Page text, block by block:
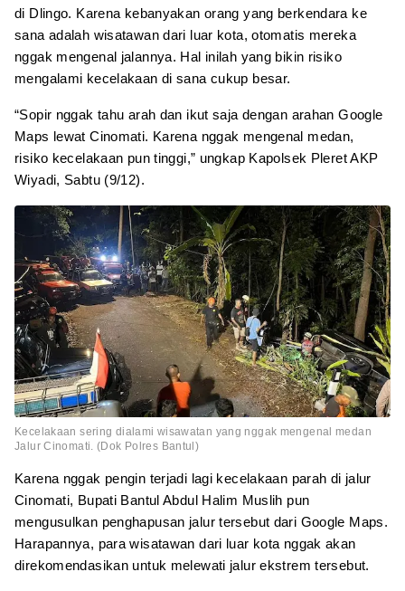
di Dlingo. Karena kebanyakan orang yang berkendara ke
sana adalah wisatawan dari luar kota, otomatis mereka
nggak mengenal jalannya. Hal inilah yang bikin risiko
mengalami kecelakaan di sana cukup besar.
“Sopir nggak tahu arah dan ikut saja dengan arahan Google
Maps lewat Cinomati. Karena nggak mengenal medan,
risiko kecelakaan pun tinggi,” ungkap Kapolsek Pleret AKP
Wiyadi, Sabtu (9/12).
Kecelakaan sering dialami wisawatan yang nggak mengenal medan
Jalur Cinomati. (Dok Polres Bantul)
Karena nggak pengin terjadi lagi kecelakaan parah di jalur
Cinomati, Bupati Bantul Abdul Halim Muslih pun
mengusulkan penghapusan jalur tersebut dari Google Maps.
Harapannya, para wisatawan dari luar kota nggak akan
direkomendasikan untuk melewati jalur ekstrem tersebut.